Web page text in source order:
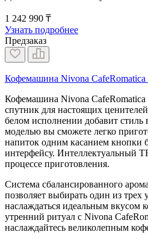
1 242 990 ₸
Узнать подробнее
Предзаказ
Кофемашина Nivona
Кофемашина Nivona
спутник для настоящих
белом исполнении добавит стиль
моделью вы сможете легко
напиток одним касанием кнопки
интерфейсу. Интеллектуальный
процессе приготовления.
Система сбалансированного
позволяет выбирать один из
наслаждаться идеальным вкусом
утренний ритуал с Nivona
наслаждайтесь великолепным